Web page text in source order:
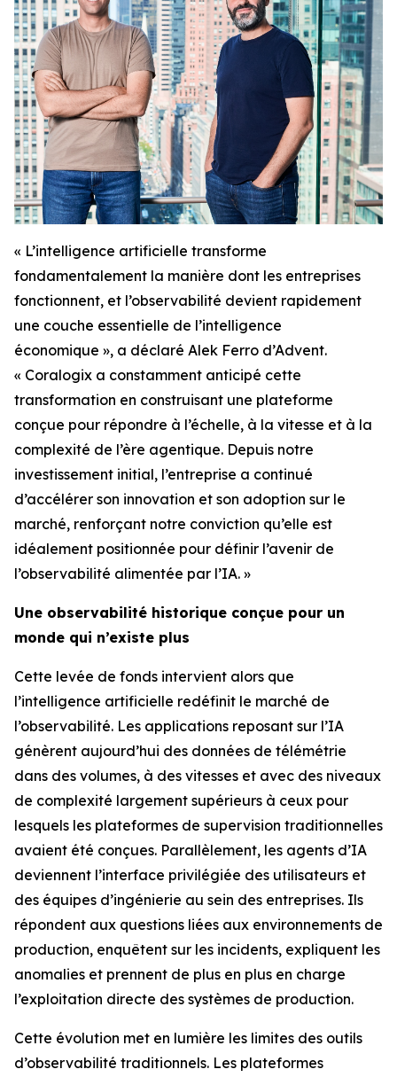
« L’intelligence artificielle transforme
fondamentalement la manière dont les entreprises
fonctionnent, et l’observabilité devient rapidement
une couche essentielle de l’intelligence
économique », a déclaré Alek Ferro d’Advent.
« Coralogix a constamment anticipé cette
transformation en construisant une plateforme
conçue pour répondre à l’échelle, à la vitesse et à la
complexité de l’ère agentique. Depuis notre
investissement initial, l’entreprise a continué
d’accélérer son innovation et son adoption sur le
marché, renforçant notre conviction qu’elle est
idéalement positionnée pour définir l’avenir de
l’observabilité alimentée par l’IA. »
Une observabilité historique conçue pour un
monde qui n’existe plus
Cette levée de fonds intervient alors que
l’intelligence artificielle redéfinit le marché de
l’observabilité. Les applications reposant sur l’IA
génèrent aujourd’hui des données de télémétrie
dans des volumes, à des vitesses et avec des niveaux
de complexité largement supérieurs à ceux pour
lesquels les plateformes de supervision traditionnelles
avaient été conçues. Parallèlement, les agents d’IA
deviennent l’interface privilégiée des utilisateurs et
des équipes d’ingénierie au sein des entreprises. Ils
répondent aux questions liées aux environnements de
production, enquêtent sur les incidents, expliquent les
anomalies et prennent de plus en plus en charge
l’exploitation directe des systèmes de production.
Cette évolution met en lumière les limites des outils
d’observabilité traditionnels. Les plateformes